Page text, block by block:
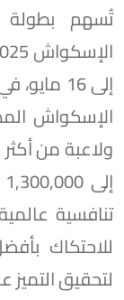
إلى 16
تنافسية
للاحتكاك
لتحقيق التميز